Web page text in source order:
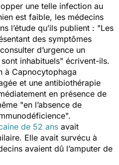
une telle infection au
est faible, les médecins
l’étude qu’ils publient : "Les
des symptômes
d’urgence un
inhabituels" écrivent-ils.
à Capnocytophaga
et une antibiothérapie
en présence de
"en l’absence de
".
de 52 ans avait
Elle avait survécu à
avaient dû l’amputer de